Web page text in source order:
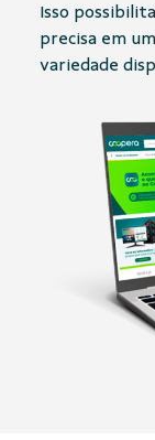
Isso
precisa em
variedade